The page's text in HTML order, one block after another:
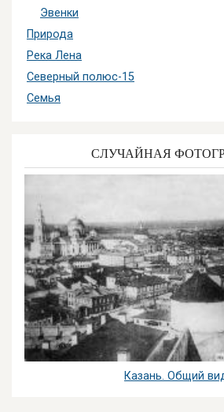
Эвенки
Природа
Река Лена
Северный полюс-15
Семья
СЛУЧАЙНАЯ
Казань. Общий